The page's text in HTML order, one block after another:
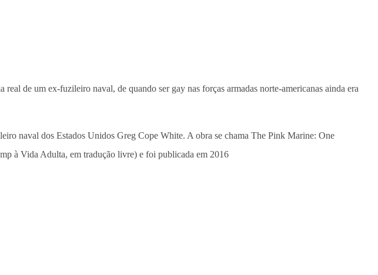
de um ex-fuzileiro naval, de quando ser gay nas forças armadas norte-americanas ainda era
naval dos Estados Unidos Greg Cope White. A obra se chama The Pink Marine: One
à Vida Adulta, em tradução livre) e foi publicada em 2016